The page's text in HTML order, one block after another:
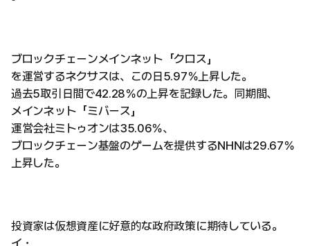
ブロックチェーンメインネット「クロス」
を運営するネクサスは、この日5.97％上昇した。
過去5取引日間で42.28％の上昇を記録した。同期間、
メインネット「ミバース」
運営会社ミトゥオンは35.06％、
ブロックチェーン基盤のゲームを提供するNHNは29.67％
上昇した。
投資家は仮想資産に好意的な政府政策に期待している。
イ・